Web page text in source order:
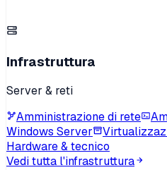
Infrastruttura
Server & reti
Amministrazione di rete
Windows Server
Hardware & tecnico
Vedi tutta l'infrastruttura